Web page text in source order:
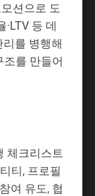
션으로 도
등 데
를 병행해
를 만들어
체크리스트
티, 프로필
여 유도, 협